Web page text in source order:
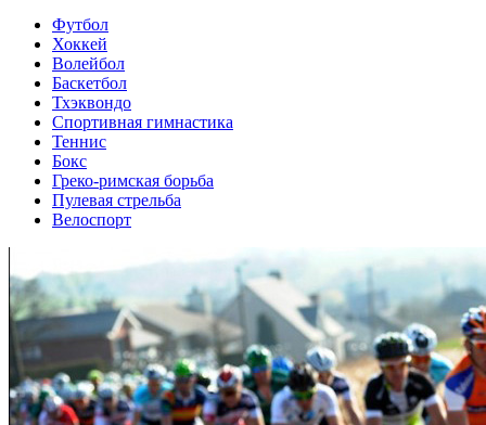
Футбол
Хоккей
Волейбол
Баскетбол
Тхэквондо
Спортивная гимнастика
Теннис
Бокс
Греко-римская борьба
Пулевая стрельба
Велоспорт